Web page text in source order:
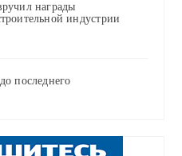
награды
индустрии
последнего